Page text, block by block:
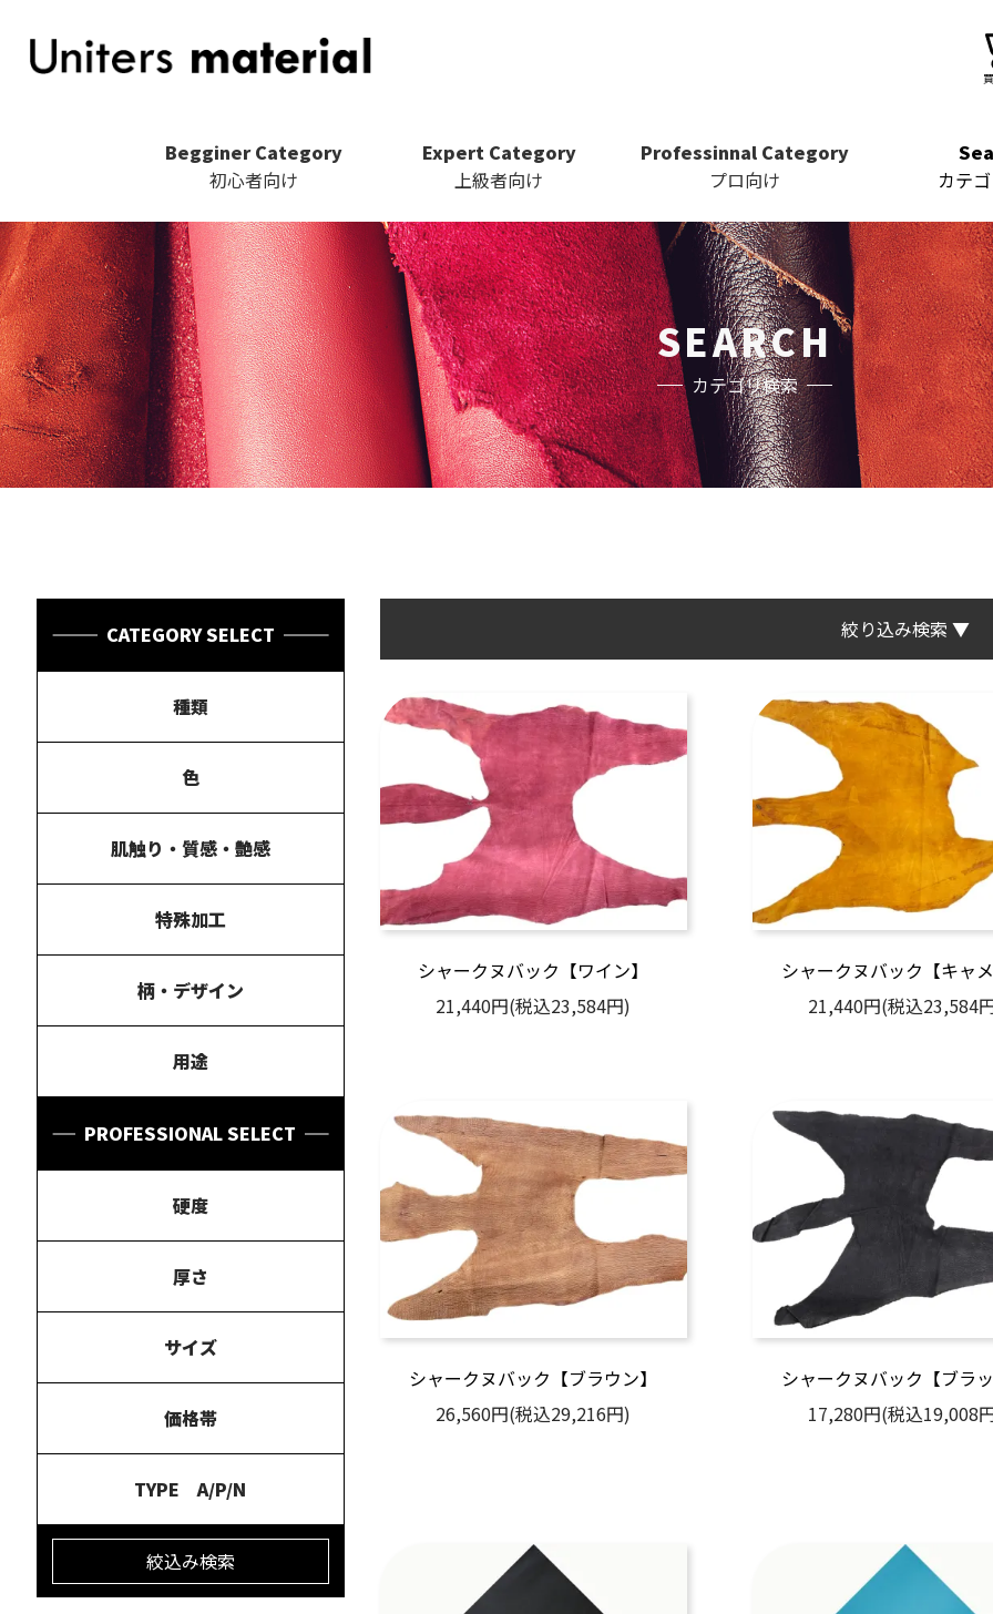
Begginer Category
初心者向け
Expert Category
上級者向け
Professinnal Category
プロ向け
カテ
SEARCH
カテゴリ検索
CATEGORY SELECT
種類
色
肌触り・質感・艶感
特殊加工
柄・デザイン
用途
PROFESSIONAL SELECT
硬度
厚さ
サイズ
価格帯
TYPE A/P/N
絞込み検索
絞り込み検索 ▼
シャークヌバック【ワイン】
21,440円(税込23,584円)
シャークヌバック【キャメ
21,440円(税込23,584
シャークヌバック【ブラウン】
26,560円(税込29,216円)
シャークヌバック【ブラッ
17,280円(税込19,008